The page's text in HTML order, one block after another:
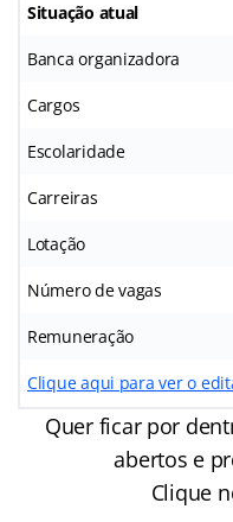
Situação atual
Banca organizadora
Cargos
Escolaridade
Carreiras
Lotação
Número de vagas
Remuneração
Clique aqui para ver o
Quer ficar por
abertos e
Clique